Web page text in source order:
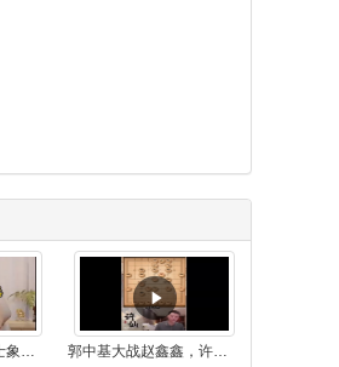
许银川教你炮高兵士象全如何赢士象全，简单四步即可
郭中基大战赵鑫鑫，许银川激情讲解